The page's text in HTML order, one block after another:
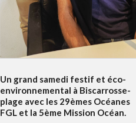
Un grand samedi festif et éco-
environnemental à Biscarrosse-
plage avec les 29èmes Océanes
FGL et la 5ème Mission Océan.